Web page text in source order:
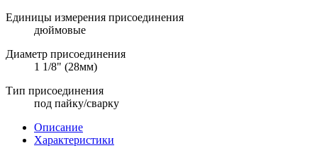
Единицы измерения присоединения
дюймовые
Диаметр присоединения
1 1/8" (28мм)
Тип присоединения
под пайку/сварку
Описание
Характеристики